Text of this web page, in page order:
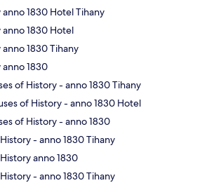
1830 Hotel Tihany
anno 1830 Hotel
1830 Tihany
anno 1830
of History - anno 1830 Tihany
of History - anno 1830 Hotel
of History - anno 1830
- anno 1830 Tihany
anno 1830
- anno 1830 Tihany